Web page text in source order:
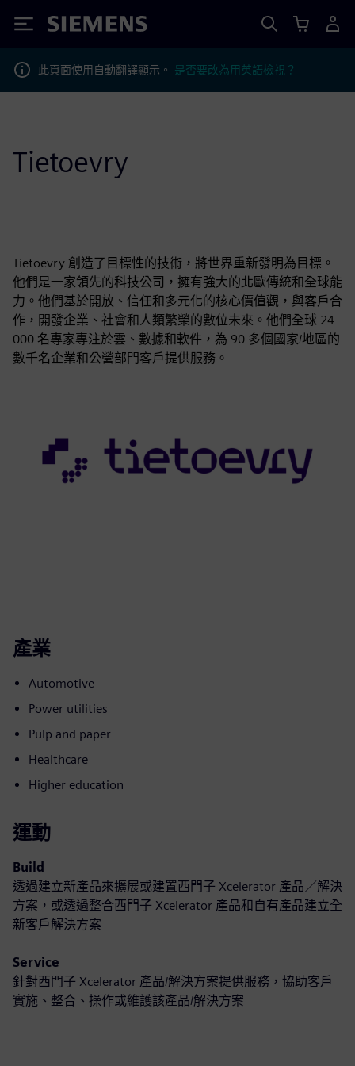
Siemens
此頁面使用自動翻譯顯示。 是否要改為用英語檢視？
Tietoevry
Tietoevry 創造了目標性的技術，將世界重新發明為目標。
他們是一家領先的科技公司，擁有強大的北歐傳統和全球能
力。他們基於開放、信任和多元化的核心價值觀，與客戶合
作，開發企業、社會和人類繁榮的數位未來。他們全球 24
000 名專家專注於雲、數據和軟件，為 90 多個國家/地區的
數千名企業和公營部門客戶提供服務。
產業
Automotive
Power utilities
Pulp and paper
Healthcare
Higher education
運動
Build
透過建立新產品來擴展或建置西門子 Xcelerator 產品／解決
方案，或透過整合西門子 Xcelerator 產品和自有產品建立全
新客戶解決方案
Service
針對西門子 Xcelerator 產品/解決方案提供服務，協助客戶
實施、整合、操作或維護該產品/解決方案